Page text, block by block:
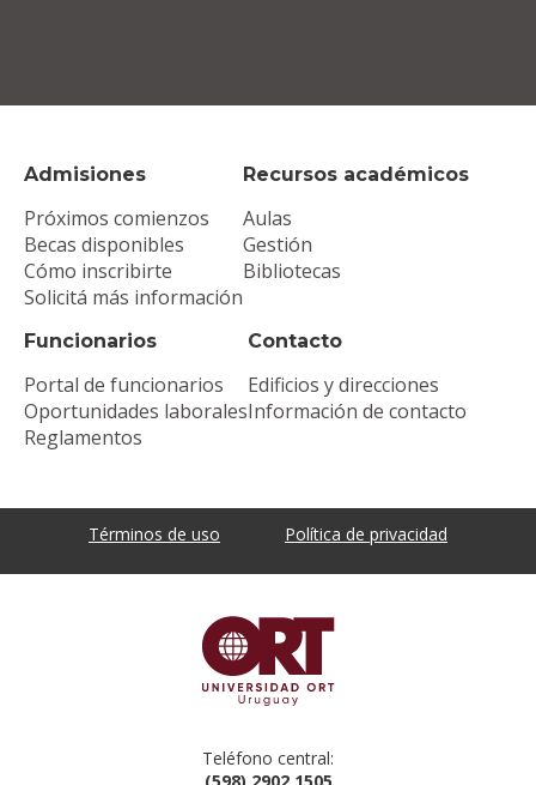
Admisiones
Próximos comienzos
Becas disponibles
Cómo inscribirte
Solicitá más información
Recursos académicos
Aulas
Gestión
Bibliotecas
Funcionarios
Portal de funcionarios
Oportunidades laborales
Reglamentos
Contacto
Edificios y direcciones
Información de contacto
Términos de uso Política de privacidad
Teléfono central: